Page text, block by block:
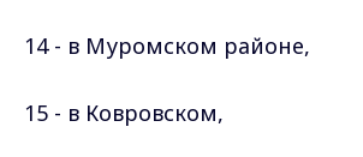
14 - в Муромском районе,
15 - в Ковровском,